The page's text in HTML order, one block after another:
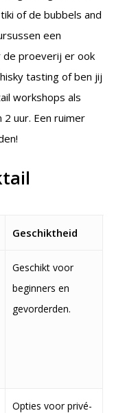
of de bubbels and
een
de proeverij er ook
tasting of ben jij
workshops als
uur. Een ruimer
Geschiktheid
Geschikt voor
beginners en
gevorderden.
Opties voor privé-